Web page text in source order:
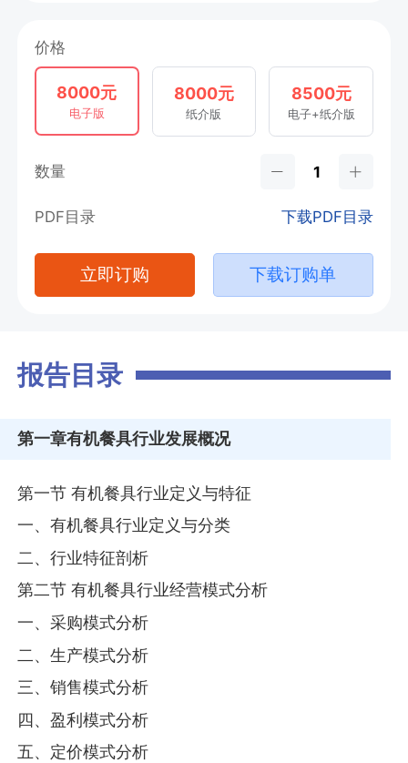
价格
8000元
电子版
8000元
纸介版
8500元
电子+纸介版
数量
PDF目录 下载PDF目录
立即订购 下载订购单
报告目录
第一章有机餐具行业发展概况
第一节 有机餐具行业定义与特征
一、有机餐具行业定义与分类
二、行业特征剖析
第二节 有机餐具行业经营模式分析
一、采购模式分析
二、生产模式分析
三、销售模式分析
四、盈利模式分析
五、定价模式分析